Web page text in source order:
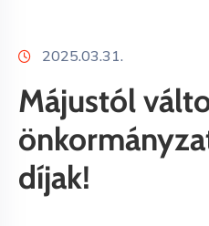
2025.03.31.
Májustól
díjak!